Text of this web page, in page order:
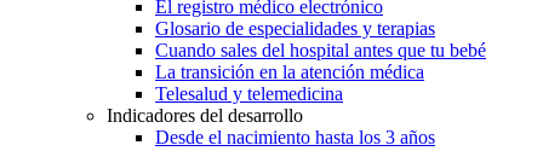
El registro médico electrónico
Glosario de especialidades y terapias
Cuando sales del hospital antes que tu bebé
La transición en la atención médica
Telesalud y telemedicina
Indicadores del desarrollo
Desde el nacimiento hasta los 3 años